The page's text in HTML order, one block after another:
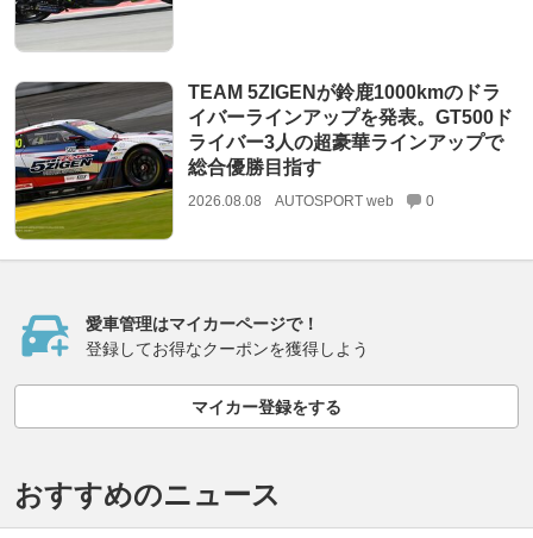
TEAM 5ZIGENが鈴鹿1000kmのドラ
イバーラインアップを発表。GT500ド
ライバー3人の超豪華ラインアップで
総合優勝目指す
2026.08.08 AUTOSPORT web 0
愛車管理はマイカーページで！
登録してお得なクーポンを獲得しよう
マイカー登録をする
おすすめのニュース